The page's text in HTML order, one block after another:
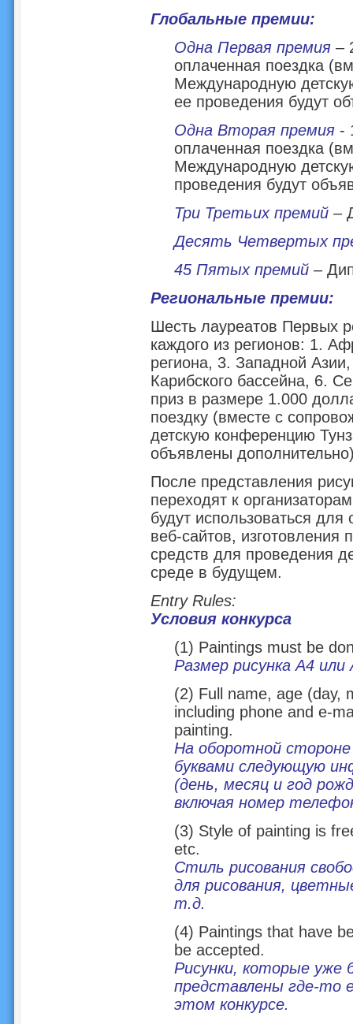
Глобальные премии:
Одна Первая премия–
оплаченная поездка
Международную
ее проведения будут
Одна Вторая премия-
оплаченная поездка
Международную
проведения будут
Три Третьих премий–
Десять Четвертых
45 Пятых премий–
Региональные премии:
Шесть лауреатов Первых
каждого из регионов: 1.
региона, 3. Западной
Карибского бассейна, 6.
приз в размере 1.000
поездку (вместе с
детскую конференцию
объявлены
После представления
переходят к
будут использоваться
веб-сайтов, изготовления
средств для проведения
среде в будущем.
Entry Rules:
Условия конкурса
(1) Paintings must be
Размер рисунка А4 или
(2) Full name, age (day,
including phone and e-
painting.
На оборотной
буквами следующую
(день, месяц и год
включая номер
(3) Style of painting is
etc.
Стиль рисования
для рисования,
т.д.
(4) Paintings that have
be accepted.
Рисунки, которые уже
представлены где-то
этом конкурсе.